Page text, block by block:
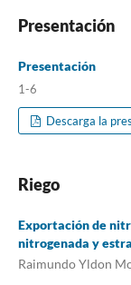
Presentación
Presentación
1-6
Descarga la
Riego
Exportación de
nitrogenada y
Raimundo Yldon